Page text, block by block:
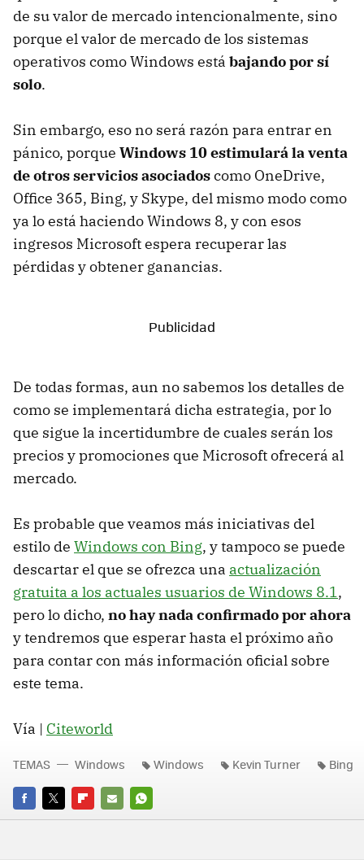
de su valor de mercado intencionalmente, sino
porque el valor de mercado de los sistemas
operativos como Windows está bajando por sí
solo.
Sin embargo, eso no será razón para entrar en
pánico, porque Windows 10 estimulará la venta
de otros servicios asociadoscomo OneDrive,
Office 365, Bing, y Skype, del mismo modo como
ya lo está haciendo Windows 8, y con esos
ingresos Microsoft espera recuperar las
pérdidas y obtener ganancias.
De todas formas, aun no sabemos los detalles de
como se implementará dicha estrategia, por lo
que sigue la incertidumbre de cuales serán los
precios y promociones que Microsoft ofrecerá al
mercado.
Es probable que veamos más iniciativas del
estilo de Windows con Bing, y tampoco se puede
descartar el que se ofrezca una actualización
gratuita a los actuales usuarios de Windows 8.1,
pero lo dicho, no hay nada confirmado por ahora
y tendremos que esperar hasta el próximo año
para contar con más información oficial sobre
este tema.
Vía | Citeworld
FACEBOOK
TWITTERFLIPBOARD
E-
WHATSAPP
TEMAS Windows Windows Kevin Turner Bing